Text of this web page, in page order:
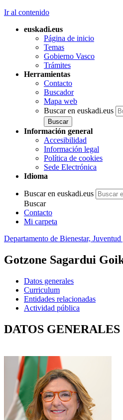
Ir al contenido
euskadi.eus
Página de inicio
Temas
Gobierno Vasco
Trámites
Herramientas
Contacto
Buscador
Mapa web
Buscar en euskadi.eus
Información general
Accesibilidad
Información legal
Política de cookies
Sede Electrónica
Idioma
Buscar en euskadi.eus
Buscar
Contacto
Mi carpeta
Departamento de Bienestar,
Gotzone Sagardui
Datos generales
Curriculum
Entidades relacionadas
Actividad pública
DATOS GENERALES